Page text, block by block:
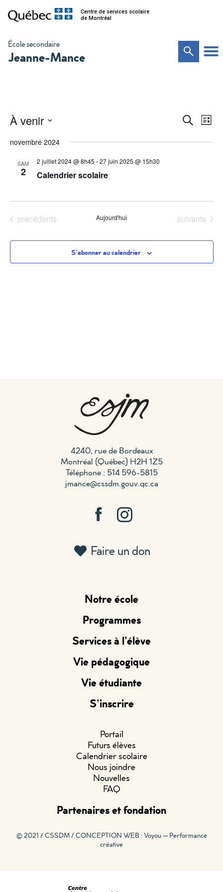
Centre de services scolaire
de Montréal
École secondaire
Jeanne-Mance
et
Recherche
de
Liste
À venir
une
novembre 2024
SAM
2
2 juillet 2024 @ 8h45 -27 juin 2025 @ 15h30
Calendrier scolaire
Évènements
précédents Aujourd'hui Évènements
suivants
S’abonner au calendrier
4240, rue de Bordeaux
Montréal (Québec) H2H 1Z5
Téléphone : 514 596-5815
jmance@cssdm.gouv.qc.ca
Faire un don
Notre école
Programmes
Services à l’élève
Vie pédagogique
Vie étudiante
S’inscrire
Portail
Futurs élèves
Calendrier scolaire
Nous joindre
Nouvelles
FAQ
Partenaires et fondation
© 2021 / CSSDM /CONCEPTION WEB : Voyou — Performance
créative